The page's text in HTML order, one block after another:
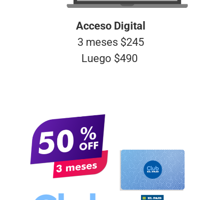
Acceso Digital
3 meses $245
Luego $490